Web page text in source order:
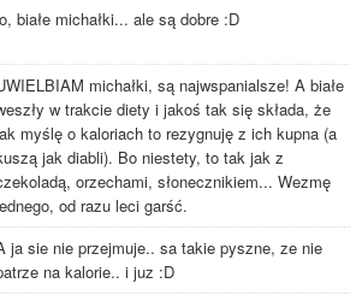
białe michałki... ale są dobre :D
michałki, są najwspanialsze! A białe
w trakcie diety i jakoś tak się składa, że
myślę o kaloriach to rezygnuję z ich kupna (a
jak diabli). Bo niestety, to tak jak z
orzechami, słonecznikiem... Wezmę
od razu leci garść.
ja sie nie przejmuje.. sa takie pyszne, ze nie
na kalorie.. i juz :D